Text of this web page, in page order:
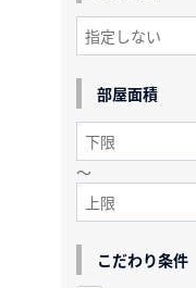
部屋面積
～
こだわり条件